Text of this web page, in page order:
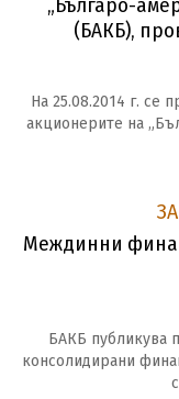
„Българо-
(БАКБ),
На 25.08.2014 г. се
акционерите на
Междинни
БАКБ публикува
консолидирани